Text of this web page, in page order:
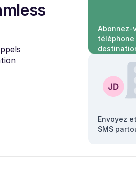
Abonnez-
téléphone
Envoyez
SMS